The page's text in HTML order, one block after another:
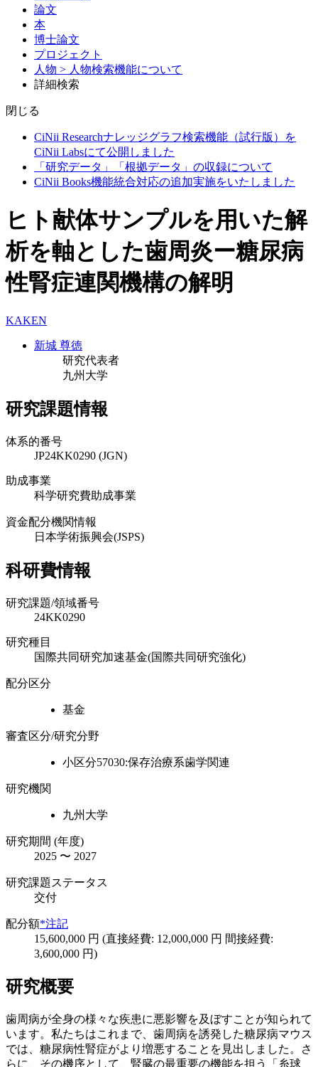
論文
本
博士論文
プロジェクト
人物 > 人物検索機能について
詳細検索
閉じる
CiNii Researchナレッジグラフ検索機能（試行版）を
CiNii Labsにて公開しました
「研究データ」「根拠データ」の収録について
CiNii Books機能統合対応の追加実施をいたしました
ヒト献体サンプルを用いた解
析を軸とした歯周炎ー糖尿病
性腎症連関機構の解明
KAKEN
新城 尊徳
研究代表者
九州大学
研究課題情報
体系的番号
JP24KK0290 (JGN)
助成事業
科学研究費助成事業
資金配分機関情報
日本学術振興会(JSPS)
科研費情報
研究課題/領域番号
24KK0290
研究種目
国際共同研究加速基金(国際共同研究強化)
配分区分
基金
審査区分/研究分野
小区分57030:保存治療系歯学関連
研究機関
九州大学
研究期間 (年度)
2025 〜 2027
研究課題ステータス
交付
配分額*注記
15,600,000 円 (直接経費: 12,000,000 円 間接経費:
3,600,000 円)
研究概要
歯周病が全身の様々な疾患に悪影響を及ぼすことが知られて
います。私たちはこれまで、歯周病を誘発した糖尿病マウス
では、糖尿病性腎症がより増悪することを見出しました。さ
らに、その機序として、腎臓の最重要の機能を担う「糸球